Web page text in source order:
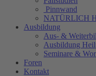
Pinnwand
NATÜRLICH
Ausbildung
Aus- &
Ausbildung
Seminare &
Foren
Kontakt